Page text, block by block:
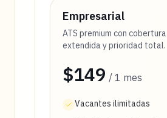
Empresarial
ATS premium con cobertura
extendida y prioridad total.
$149 / 1 mes
Vacantes ilimitadas